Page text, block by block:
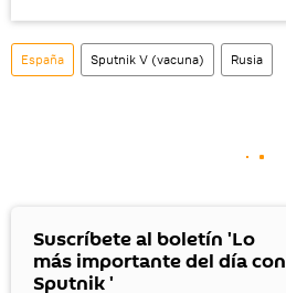
España Sputnik V (vacuna) Rusia
Suscríbete al boletín 'Lo
más importante del día con
Sputnik '